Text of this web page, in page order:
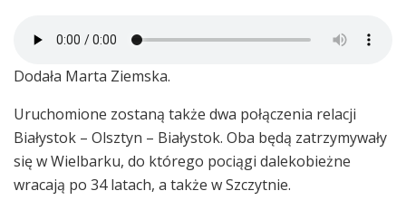
Dodała Marta Ziemska.
Uruchomione zostaną także dwa połączenia relacji
Białystok – Olsztyn – Białystok. Oba będą zatrzymywały
się w Wielbarku, do którego pociągi dalekobieżne
wracają po 34 latach, a także w Szczytnie.